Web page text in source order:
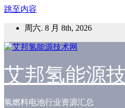
跳至内容
周六. 8 月 8th, 2026
艾邦氢能源
氢燃料电池行业资源汇总